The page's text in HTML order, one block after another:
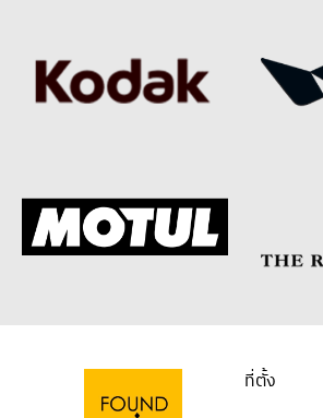
ที่ตั้ง